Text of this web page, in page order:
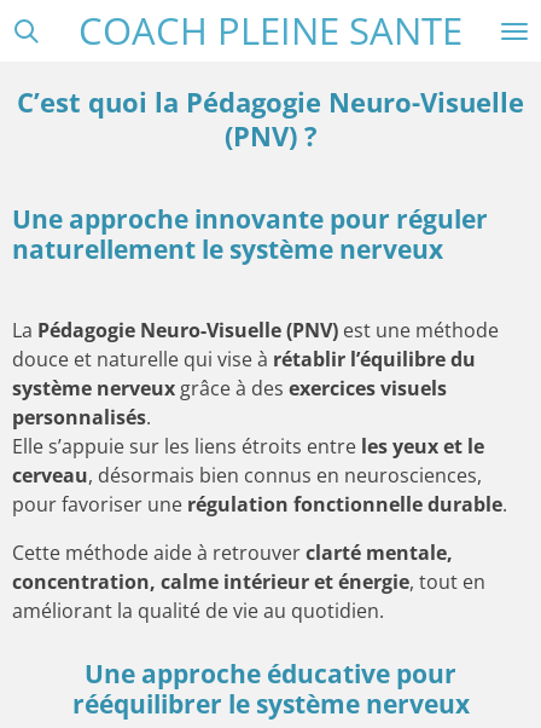
Passer
principal
COACH PLEINE SANTE
C’est quoi la Pédagogie Neuro-Visuelle
(PNV) ?
Une approche innovante pour réguler
naturellement le système nerveux
La Pédagogie Neuro-Visuelle (PNV) est une méthode
douce et naturelle qui vise à rétablir l’équilibre du
système nerveux grâce à des exercices visuels
personnalisés.
Elle s’appuie sur les liens étroits entre les yeux et le
cerveau, désormais bien connus en neurosciences,
pour favoriser une régulation fonctionnelle durable.
Cette méthode aide à retrouverclarté mentale,
concentration, calme intérieur et énergie, tout en
améliorant la qualité de vie au quotidien.
Une approche éducative pour
rééquilibrer le système nerveux